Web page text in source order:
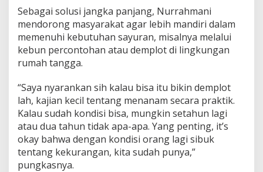
Sebagai solusi jangka panjang, Nurrahmani
mendorong masyarakat agar lebih mandiri dalam
memenuhi kebutuhan sayuran, misalnya melalui
kebun percontohan atau demplot di lingkungan
rumah tangga.
“Saya nyarankan sih kalau bisa itu bikin demplot
lah, kajian kecil tentang menanam secara praktik.
Kalau sudah kondisi bisa, mungkin setahun lagi
atau dua tahun tidak apa-apa. Yang penting, it’s
okay bahwa dengan kondisi orang lagi sibuk
tentang kekurangan, kita sudah punya,”
pungkasnya.